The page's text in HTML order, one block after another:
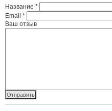
Название *
Email *
Ваш отзыв